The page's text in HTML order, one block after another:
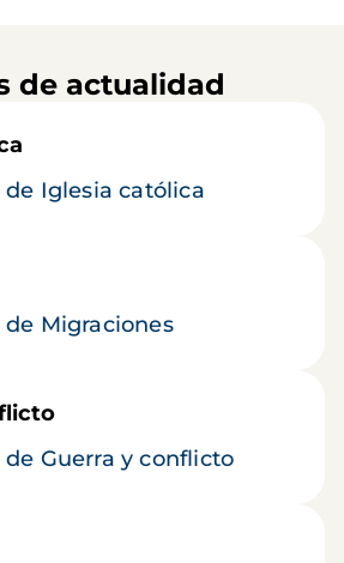
de actualidad
Iglesia católica
Migraciones
Guerra y conflicto